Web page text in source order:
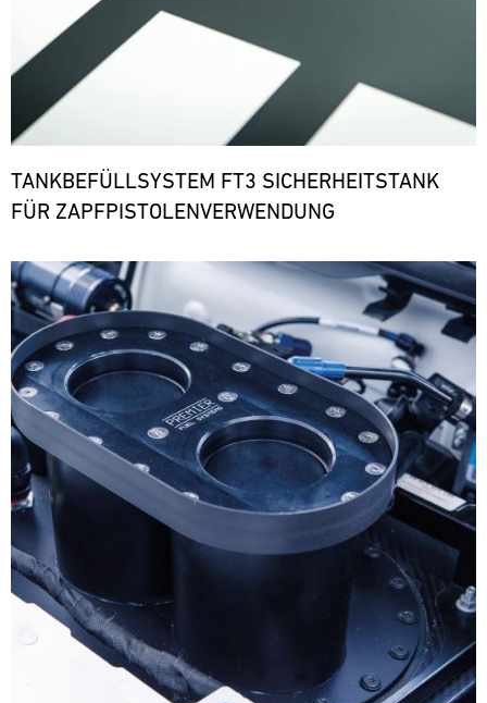
TANKBEFÜLLSYSTEM FT3 SICHERHEITSTANK
FÜR ZAPFPISTOLENVERWENDUNG
Bild